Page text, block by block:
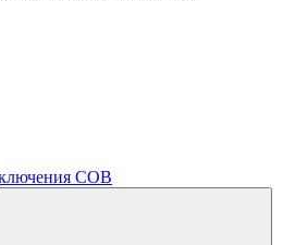
COB